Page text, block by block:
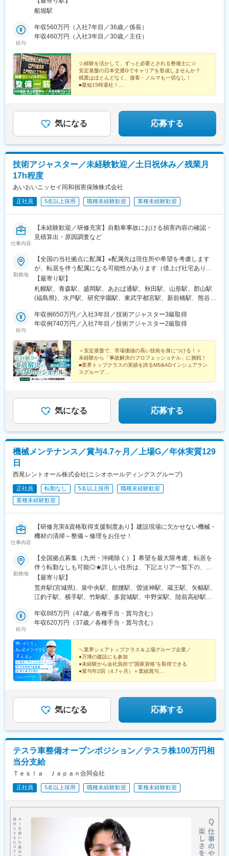
船堀駅
給与
年収560万円（入社7年目／36歳／係長）
年収460万円（入社3年目／30歳／主任）
☆経験を活かして、ずっと必要とされる整備士に☆
安定基盤の日本交通Gでキャリアを形成しませんか？
残業はほとんどなく、接客・ノルマも一切なし！
■最短15時退社！
気になる 応募する
技術アジャスター／未経験歓迎／土日祝休み／残業月
17h程度
あいおいニッセイ同和損害保険株式会社
正社員 5名以上採用 職種未経験歓迎 業種未経験歓迎
仕事内容
【未経験歓迎／研修充実】自動車事故における損害内容の確認・
見積算出・原因調査など
勤務地
【全国の当社拠点に配属】※配属先は現住所や希望を考慮します
が、転居を伴う配属になる可能性があります（借上げ社宅あり）※
全国転勤あり（生活本拠地など配慮します）＜勤務地＞北海道／
青森県／岩手県／宮城県／秋田県／山形県／福島県／茨城県／栃
木県／群馬県／埼玉県／千葉県／東京都／神奈川県／山梨県／岐
県／長野県／滋賀県／京都府／大阪府／兵庫県／奈良県／和歌山
県／鳥取県／島根県／岡山県／広島県／山口県／徳島県／香川県
宮崎県／鹿児島県／沖縄県※詳細は下記URLよりご確認ください。
https://www.aioinissaydowa.co.jp※現在当社は、三井住友海上火災
保険株式会社との合併に関する協議を行なっております。その影
響により、今後上記勤務先住所が変更になる可能性もございます
ので予めご了承ください。※受動喫煙対策：各拠点執務室内禁煙
【最寄り駅】
札幌駅、青森駅、盛岡駅、あおば通駅、秋田駅、山形駅、郡山駅
(福島県)、水戸駅、研究学園駅、東武宇都宮駅、新前橋駅、熊谷
駅、馬車道駅、藤沢駅、木更津駅、市役所前駅(千葉県)、京成船橋
駅、甲府駅、岐阜駅、大垣駅、沼津駅、静岡駅、遠州病院駅、さ
山県)、北鉄金沢駅、長野駅、松本駅、錦駅、四条大宮駅、北新地
駅、堺駅、旧居留地・大丸前駅、姫路駅、近鉄奈良駅、郵便局前
駅、福山駅、市役所前駅(広島県)、新山口駅、徳島駅、片原町駅
(香川県)、櫛田神社前駅、西鉄久留米駅、小倉駅(福岡県)、大波止
駅、慶徳校前駅、天文館通駅、さっぽろ駅、仙台駅、さいたま新
駅、大神宮下駅、名鉄岐阜駅、新静岡駅、八幡駅(静岡県)、米野
駅、名古屋駅、広貫堂前駅、京阪膳所駅、大宮駅(京都府)、東梅田
駅、大小路駅、元町駅(兵庫県)、山陽姫路駅、田町駅(岡山県)、鷹
蔵前駅、立川南駅、千葉みなと駅、船橋駅、名鉄名古屋駅、近鉄
名古屋駅、西町駅、膳所本町駅、大江橋駅、三宮・花時計前駅、
駅、出島駅、河原町駅(熊本県)、甲東中学校前駅
給与
年収例650万円／入社3年目／技術アジャスター3級取得
年収例740万円／入社7年目／技術アジャスター2級取得
＜安定基盤で、市場価値の高い技術を身につける！＞
未経験から「事故解決のプロフェッショナル」に挑戦！
■業界トップクラスの実績を誇るMS&ADインシュアラン
スグループ
気になる 応募する
機械メンテナンス／賞与4.7ヶ月／上場G／年休実質129
日
西尾レントオール株式会社(ニシオホールディングスグループ)
正社員 転勤なし 5名以上採用
職種未経験歓迎
業種未経験歓迎
仕事内容
【研修充実&資格取得支援制度あり】建設現場に欠かせない機械・
機材の清掃～整備～修理をお任せ！
勤務地
【全国拠点募集（九州・沖縄除く）】希望を最大限考慮、転居を
伴う転勤なしも可能◎★詳しい住所は、下記エリア一覧下の、勤
務地一覧をご確認ください！★車通勤OK（事業所による）＜ 東北
エリア ＞宮城県／岩手県／福島県／山形県＜ 関東エリア ＞東京
都／神奈川県／埼玉県／千葉県／茨城県／栃木県／群馬県＜ 東海
＞石川県＜ 関西エリア ＞大阪府／京都府／奈良県／滋賀県／和歌
山県／兵庫県＜ 中国エリア ＞岡山県／広島県／鳥取県／山口県＜
ペースあり
【最寄り駅】
荒井駅(宮城県)、泉中央駅、館腰駅、曽波神駅、蔵王駅、矢幅駅、
江釣子駅、横手駅、竹駒駅、多賀城駅、中野栄駅、陸前高砂駅、
駅、竜田駅、舞木駅、内原駅、水戸駅、荒川沖駅、野木駅、笹川
駅、小木津駅、金上駅、つくば駅、東京ディズニーシー・ステー
南橋本駅、箱根ケ崎駅、多磨駅、小宮駅、昭和島駅、松尾駅(千葉
県)、高柳駅、花崎駅、佐倉駅、鴨居駅、元町・中華街駅、本厚木
駅、東門前駅、小島新田駅、今羽駅、北坂戸駅、新狭山駅、ソシ
オ流通センター駅、指扇駅、新田駅(埼玉県)、北藤岡駅、世良田
駅、太田駅(群馬県)、鶴瀬駅、浦和美園駅、八幡宿駅、四街道駅、
田駅、福俵駅、リゾートゲートウェイ・ステーション駅、姉ケ崎
駅、福駅、西大路駅、志紀駅、桜島駅、枚方公園駅、大和田駅(大
阪府)、二階堂駅、中書島駅、寺田駅(京都府)、桂川駅(京都府)、石
駅、平端駅、弁天町駅、高井田駅(地下鉄)、香里園駅、宇多津駅、
鷹ノ子駅、中萩駅、伊予三島駅、香西駅、備前西市駅、久々原
駅、東岡山駅、東福山駅、水島駅、中庄駅、大塚駅(広島県)、天神
野跡駅、稲沢駅、名和駅(愛知県)、印場駅、小泉駅、中菰野駅、豊
明駅、土橋駅(愛知県)、粟ケ崎駅、速星駅、比良駅(愛知県)、黒笹
駅、さぎの宮駅、高師駅、東福島駅、大師橋駅、吉野原駅、御崎
公園駅、御影駅(兵庫県・阪神線)、高井田中央駅、住吉駅(兵庫
給与
年収885万円（47歳／各種手当・賞与含む）
年収620万円（37歳／各種手当・賞与含む）
＼業界シェアトップクラス＆上場グループ企業／
●万博の建設にも参加
●未経験から会社負担で”国家資格”を取得できる
●賞与年2回（4.7ヶ月）＋業績賞与
育成前提＆研修も充実で安心です！
気になる 応募する
テスラ車整備オープンポジション／テスラ株100万円相
当分支給
Ｔｅｓｌａ Ｊａｐａｎ合同会社
正社員 5名以上採用 職種未経験歓迎 業種未経験歓迎